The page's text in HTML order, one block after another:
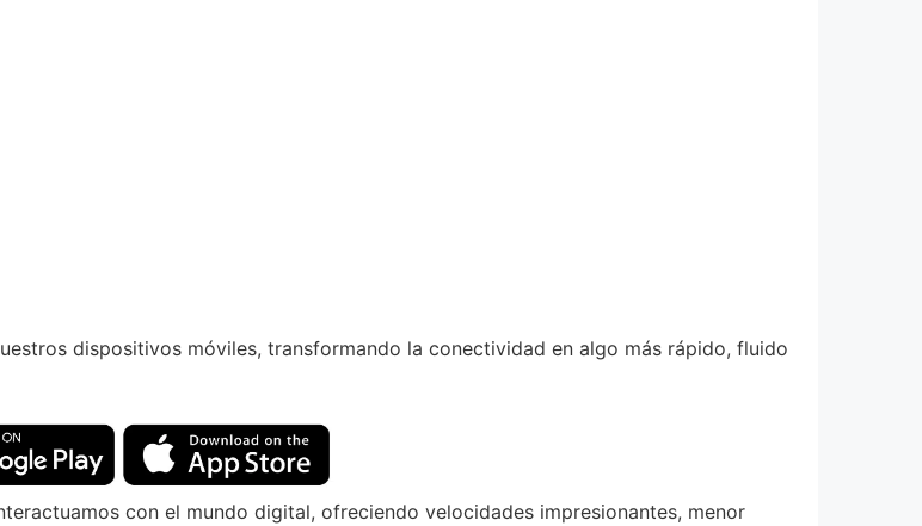
dispositivos móviles, transformando la conectividad en algo más rápido, fluido
con el mundo digital, ofreciendo velocidades impresionantes, menor